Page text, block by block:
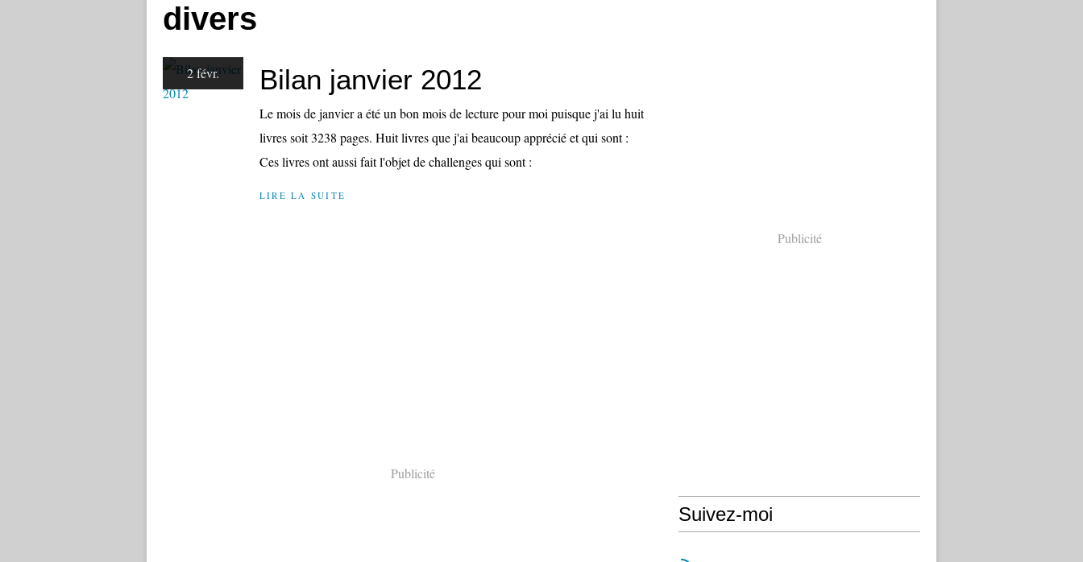
divers
2 févr. Bilan janvier 2012
Le mois de janvier a été un bon mois de lecture pour moi puisque j'ai lu huit
livres soit 3238 pages. Huit livres que j'ai beaucoup apprécié et qui sont :
Ces livres ont aussi fait l'objet de challenges qui sont :
LIRE LA SUITE
Publicité
Publicité
Suivez-moi